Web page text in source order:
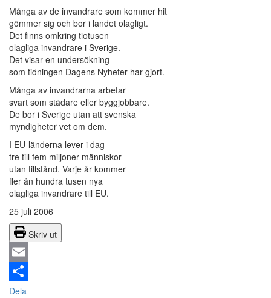
Många av de invandrare som kommer hit
gömmer sig och bor i landet olagligt.
Det finns omkring tiotusen
olagliga invandrare i Sverige.
Det visar en undersökning
som tidningen Dagens Nyheter har gjort.
Många av invandrarna arbetar
svart som städare eller byggjobbare.
De bor i Sverige utan att svenska
myndigheter vet om dem.
I EU-länderna lever i dag
tre till fem miljoner människor
utan tillstånd. Varje år kommer
fler än hundra tusen nya
olagliga invandrare till EU.
25 juli 2006
Skriv ut
Email
Dela